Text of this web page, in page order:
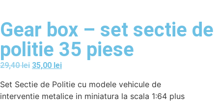
Gear box – set sectie de
politie 35 piese
29,40lei 35,00 lei
Set Sectie de Politie cu modele vehicule de
interventie metalice in miniatura la scala 1:64 plus